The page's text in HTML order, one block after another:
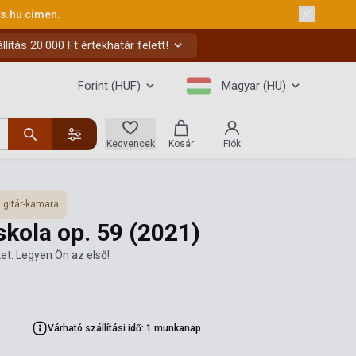
címen.
20.000 Ft értékhatár felett!
Forint (HUF) Magyar (HU)
Kedvencek Kosár Fiók
gitár-kamara
op. 59 (2021)
Legyen Ön az első!
Várható szállítási idő: 1 munkanap